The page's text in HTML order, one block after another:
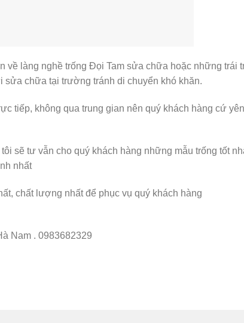
làng nghề trống Đọi Tam sửa chữa hoặc những trái
chữa tại trường tránh di chuyển khó khăn.
tiếp, không qua trung gian nên quý khách hàng cứ
sẽ tư vẫn cho quý khách hàng những mẫu trống tốt
nhất
chất lượng nhất để phục vụ quý khách hàng
Nam . 0983682329